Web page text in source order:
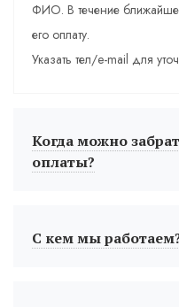
ФИО. В течение
его оплату.
Указать тел/e-mail для
Когда можно
оплаты?
С кем мы